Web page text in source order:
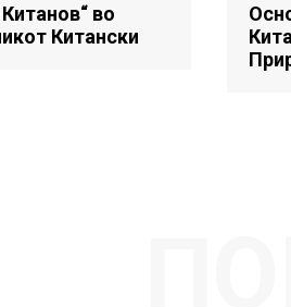
во
Китански